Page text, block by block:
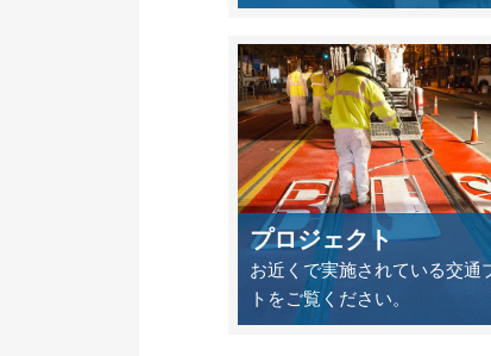
プロジェクト
お近くで実施されている交通
トをご覧ください。